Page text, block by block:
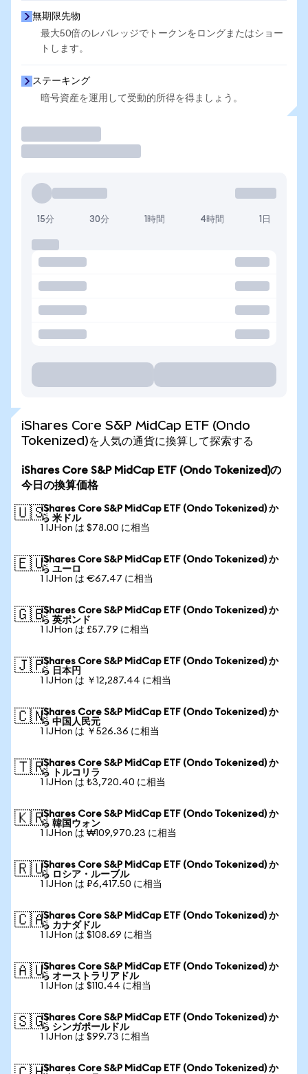
無期限先物
最大50倍のレバレッジでトークンをロングまたはショー
トします。
ステーキング
暗号資産を運用して受動的所得を得ましょう。
15分 30分 1時間 4時間 1日
iShares Core S&P MidCap ETF (Ondo
Tokenized)を人気の通貨に換算して探索する
iShares Core S&P MidCap ETF (Ondo Tokenized)の
今日の換算価格
🇺🇸iShares Core S&P MidCap ETF (Ondo Tokenized) か
ら 米ドル
1 IJHon は $78.00 に相当
🇪🇺iShares Core S&P MidCap ETF (Ondo Tokenized) か
ら ユーロ
1 IJHon は €67.47 に相当
🇬🇧iShares Core S&P MidCap ETF (Ondo Tokenized) か
ら 英ポンド
1 IJHon は £57.79 に相当
🇯🇵iShares Core S&P MidCap ETF (Ondo Tokenized) か
ら 日本円
1 IJHon は ￥12,287.44 に相当
🇨🇳iShares Core S&P MidCap ETF (Ondo Tokenized) か
ら 中国人民元
1 IJHon は ￥526.36 に相当
🇹🇷iShares Core S&P MidCap ETF (Ondo Tokenized) か
ら トルコリラ
1 IJHon は ₺3,720.40 に相当
🇰🇷iShares Core S&P MidCap ETF (Ondo Tokenized) か
ら 韓国ウォン
1 IJHon は ₩109,970.23 に相当
🇷🇺iShares Core S&P MidCap ETF (Ondo Tokenized) か
ら ロシア・ルーブル
1 IJHon は ₽6,417.50 に相当
🇨🇦iShares Core S&P MidCap ETF (Ondo Tokenized) か
ら カナダドル
1 IJHon は $108.69 に相当
🇦🇺iShares Core S&P MidCap ETF (Ondo Tokenized) か
ら オーストラリアドル
1 IJHon は $110.44 に相当
🇸🇬iShares Core S&P MidCap ETF (Ondo Tokenized) か
ら シンガポールドル
1 IJHon は $99.73 に相当
iShares Core S&P MidCap ETF (Ondo Tokenized) か